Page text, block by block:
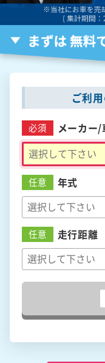
ご利
必須 メーカー/
任意 年式
任意 走行距離